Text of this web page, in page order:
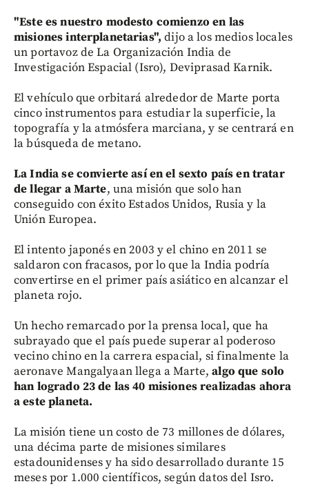
"Este es nuestro modesto comienzo en las
misiones interplanetarias", dijo a los medios locales
un portavoz de La Organización India de
Investigación Espacial (Isro), Deviprasad Karnik.
El vehículo que orbitará alrededor de Marte porta
cinco instrumentos para estudiar la superficie, la
topografía y la atmósfera marciana, y se centrará en
la búsqueda de metano.
La India se convierte así en el sexto país en tratar
de llegar a Marte, una misión que solo han
conseguido con éxito Estados Unidos, Rusia y la
Unión Europea.
El intento japonés en 2003 y el chino en 2011 se
saldaron con fracasos, por lo que la India podría
convertirse en el primer país asiático en alcanzar el
planeta rojo.
Un hecho remarcado por la prensa local, que ha
subrayado que el país puede superar al poderoso
vecino chino en la carrera espacial, si finalmente la
aeronave Mangalyaan llega a Marte,algo que solo
han logrado 23 de las 40 misiones realizadas ahora
a este planeta.
La misión tiene un costo de 73 millones de dólares,
una décima parte de misiones similares
estadounidenses y ha sido desarrollado durante 15
meses por 1.000 científicos, según datos del Isro.